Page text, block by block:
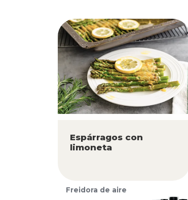
Espárragos con
limoneta
Freidora de aire